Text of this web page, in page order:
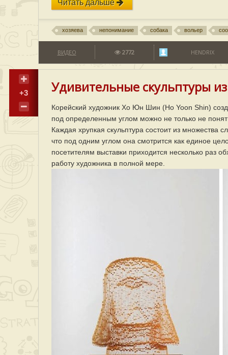
Читать дальше
хозяева непонимание собака вольер
ВИДЕО 2772 HENDRIX
+3 Удивительные скульптуры
Корейский художник Хо Юн Шин (Ho Yoon Shin)
под определенным углом можно не только не
Каждая хрупкая скульптура состоит из множества
что под одним углом она смотрится как единое
посетителям выставки приходится несколько раз
работу художника в полной мере.